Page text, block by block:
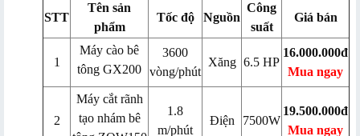
STT
Tên sản
phẩm
Tốc độ Nguồn
Công
suất
Giá bán
1
Máy cào bê
tông GX200
3600
vòng/phút
Xăng 6.5 HP
16.000.000đ
Mua ngay
2
Máy cắt rãnh
tạo nhám bê
1.8
m/phút
Điện 7500W
19.500.000đ
Mua ngay